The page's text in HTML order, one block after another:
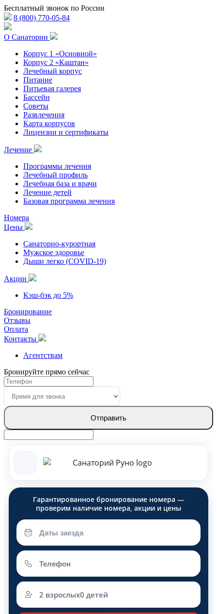
Бесплатный звонок по России
8 (800) 770-05-84
О Санатории
Корпус 1 «Основной»
Корпус 2 «Каштан»
Лечебный корпус
Питание
Питьевая галерея
Бассейн
Советы
Развлечения
Карта корпусов
Лицензии и сертификаты
Лечение
Программы лечения
Лечебный профиль
Лечебная база и врачи
Лечение детей
Базовая программа лечения
Номера
Цены
Санаторно-курортная
Мужское здоровье
Дыши легко (COVID-19)
Акции
Кэш-бэк до 5%
Бронирование
Отзывы
Оплата
Контакты
Агентствам
Бронируйте прямо сейчас
Отправить
2 взрослых0 детей